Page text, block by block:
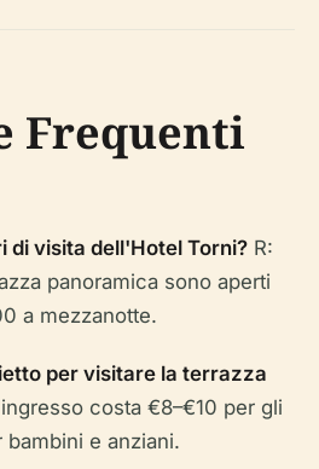
Frequenti
di visita dell'Hotel Torni? R:
panoramica sono aperti
a mezzanotte.
per visitare la terrazza
costa €8–€10 per gli
e anziani.